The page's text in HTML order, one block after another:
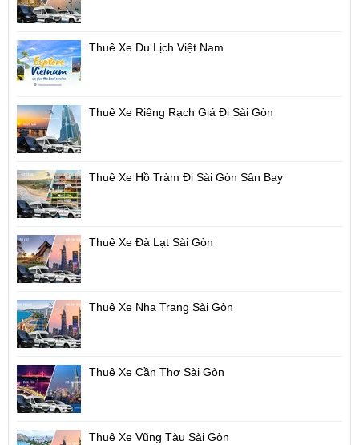
Thuê Xe Du Lịch Việt Nam
Thuê Xe Riêng Rạch Giá Đi Sài Gòn
Thuê Xe Hồ Tràm Đi Sài Gòn Sân Bay
Thuê Xe Đà Lạt Sài Gòn
Thuê Xe Nha Trang Sài Gòn
Thuê Xe Cần Thơ Sài Gòn
Thuê Xe Vũng Tàu Sài Gòn